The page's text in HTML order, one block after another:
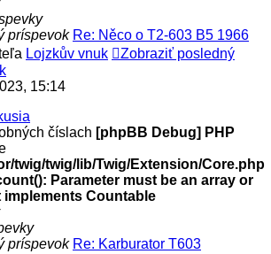
príspevok Re: Něco o T2-603 B5 1966
Lojzkův vnuk
Zobraziť posledný
15:14
číslach [phpBB Debug] PHP
twig/twig/lib/Twig/Extension/Core.php
Parameter must be an array or
implements Countable
príspevok Re: Karburator T603